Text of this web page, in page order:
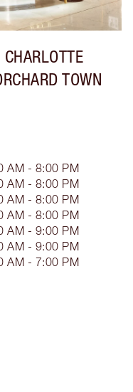
TOWN
AM - 8:00 PM
AM - 8:00 PM
AM - 8:00 PM
AM - 8:00 PM
AM - 9:00 PM
AM - 9:00 PM
AM - 7:00 PM